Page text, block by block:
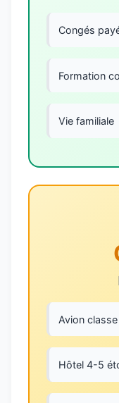
Congés
Formation
Vie familiale
Avion
Hôtel 4-5